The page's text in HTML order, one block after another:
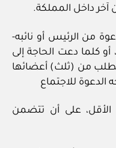
داخل المملكة.
من الرئيس أو نائبه-
كلما دعت الحاجة إلى
من (ثلث) أعضائها
الدعوة للاجتماع
الأقل، على أن تتضمن